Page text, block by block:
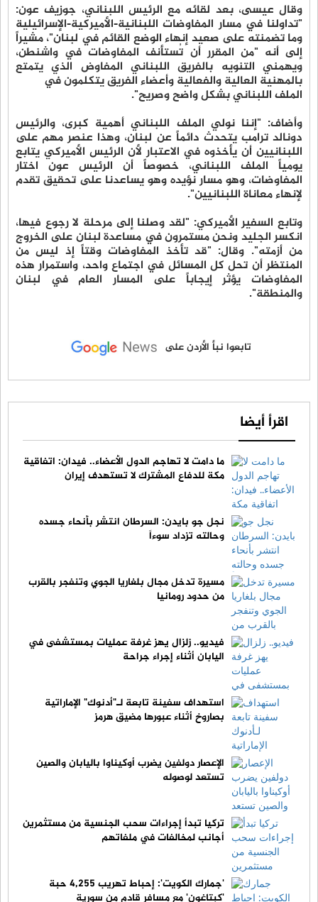
وقال عيسى، بعد لقائه مع الرئيس اللبناني، جوزيف عون:
"تداولنا في مسار المفاوضات اللبنانية-الأميركية-الإسرائيلية
وما تضمنته على صعيد إنهاء الوضع القائم في لبنان"، مشيراً
إلى أنه "من المقرر أن تُستأنف المفاوضات في واشنطن،
ويهمني التنويه بالفريق اللبناني المفاوض الذي يتمتع
بالمهنية العالية والفعالية وأعضاء الفريق يتكلمون في
الملف اللبناني بشكل واضح وصريح".
وأضاف: "إننا نولي الملف اللبناني أهمية كبرى، والرئيس
دونالد ترامب يتحدث دائماً عن لبنان، وهذا عنصر مهم على
اللبنانيين أن يأخذوه في الاعتبار لأن الرئيس الأميركي يتابع
يومياً الملف اللبناني، خصوصاً أن الرئيس عون اختار
المفاوضات، وهو مسار نؤيده وهو يساعدنا على تحقيق تقدم
لإنهاء معاناة اللبنانيين".
وتابع السفير الأميركي: "لقد وصلنا إلى مرحلة لا رجوع فيها،
انكسر الجليد ونحن مستمرون في مساعدة لبنان على الخروج
من أزمته". وقال: "قد تأخذ المفاوضات وقتاً إذ ليس من
المنتظر أن تحل كل المسائل في اجتماع واحد، واستمرار هذه
المفاوضات يؤثر إيجاباً على المسار العام في لبنان
والمنطقة".
تابعوا نبأ الأردن على
اقرأ أيضا
ما دامت لا تهاجم الدول الأعضاء.. فيدان: اتفاقية
مكة للدفاع المشترك لا تستهدف إيران
نجل جو بايدن: السرطان انتشر بأنحاء جسده
وحالته تزداد سوءاً
مسيرة تدخل مجال بلغاريا الجوي وتنفجر بالقرب
من حدود رومانيا
فيديو.. زلزال يهز غرفة عمليات بمستشفى في
اليابان أثناء إجراء جراحة
استهداف سفينة تابعة لـ"أدنوك" الإماراتية
بصاروخ أثناء عبورها مضيق هرمز
الإعصار دولفين يضرب أوكيناوا باليابان والصين
تستعد لوصوله
تركيا تبدأ إجراءات سحب الجنسية من مستثمرين
أجانب لمخالفات في ملفاتهم
'جمارك الكويت': إحباط تهريب 4,255 حبة
'كبتاغون' مع مسافر قادم من سورية